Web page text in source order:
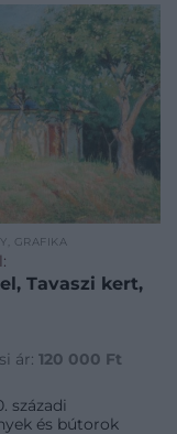
GRAFIKA
kert,
ár: 120 000 Ft
századi
és bútorok